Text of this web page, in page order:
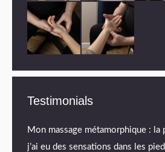
Testimonials
Mon massage métamorphique : la
j’ai eu des sensations dans les